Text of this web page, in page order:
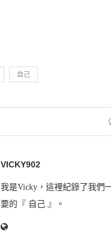
自己
VICKY902
我是Vicky，這裡紀錄了我們
要的『 自己 』。